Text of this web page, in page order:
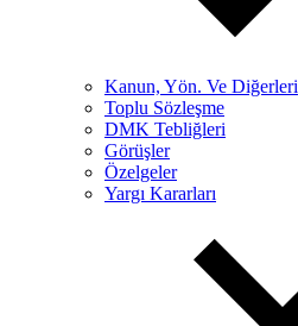
Kanun, Yön. Ve Diğerleri
Toplu Sözleşme
DMK Tebliğleri
Görüşler
Özelgeler
Yargı Kararları